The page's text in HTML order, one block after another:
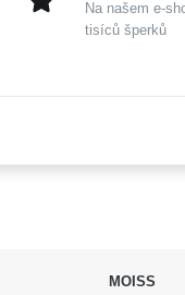
Na našem e-
tisíců šperků
MOISS